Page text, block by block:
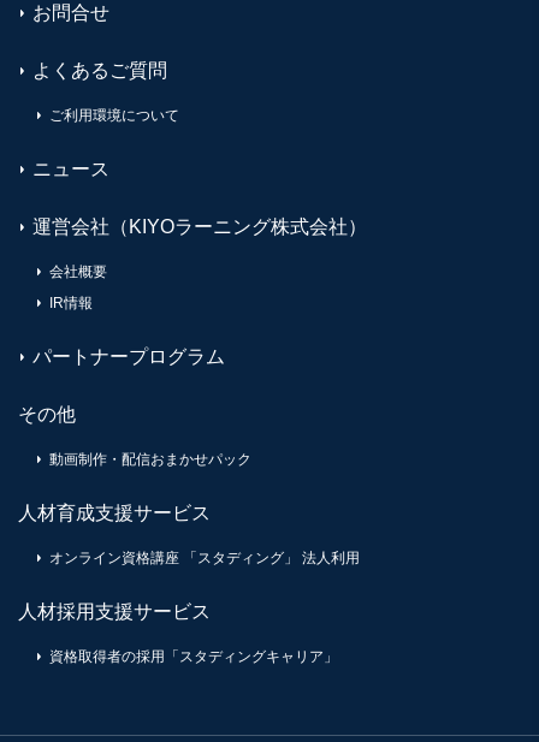
お問合せ
よくあるご質問
ご利用環境について
ニュース
運営会社（KIYOラーニング株式会社）
会社概要
IR情報
パートナープログラム
その他
動画制作・配信おまかせパック
人材育成支援サービス
オンライン資格講座 「スタディング」 法人利用
人材採用支援サービス
資格取得者の採用「スタディングキャリア」